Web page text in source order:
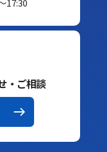
17:30
・ご相談